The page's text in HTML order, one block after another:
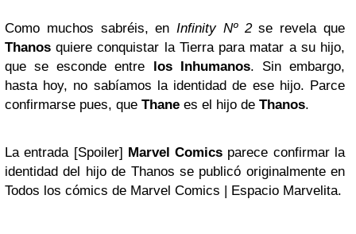
Como muchos sabréis, enInfinity Nº 2se revela que
Thanos quiere conquistar la Tierra para matar a su hijo,
que se esconde entre los Inhumanos. Sin embargo,
hasta hoy, no sabíamos la identidad de ese hijo. Parce
confirmarse pues, que Thane es el hijo de Thanos.
La entrada [Spoiler] Marvel Comics parece confirmar la
identidad del hijo de Thanos se publicó originalmente en
Todos los cómics de Marvel Comics | Espacio Marvelita.